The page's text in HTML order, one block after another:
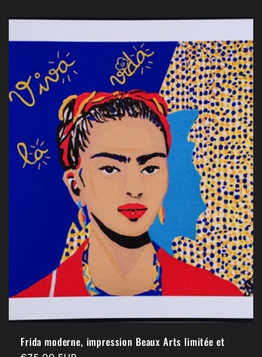
Frida moderne, impression Beaux Arts limitée et